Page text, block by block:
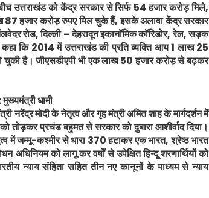
उत्तराखंड को केंद्र सरकार से सिर्फ 54 हजार करोड़ मिले,
हजार करोड़ रुपए मिल चुके हैं, इसके अलावा केंद्र सरकार
रोड, दिल्ली – देहरादून इकानॉमिक कॉरिडोर, रेल, सड़क
कि 2014 में उत्तराखंड की प्रति व्यक्ति आय 1 लाख 25
है। जीएसडीएपी भी एक लाख 50 हजार करोड़ से बढ़कर
धामी
नरेंद्र मोदी के नेतृत्व और गृह मंत्री अमित शाह के मार्गदर्शन में
तोड़कर प्रचंड बहुमत से सरकार को दुबारा आशीर्वाद दिया।
में जम्मू-कश्मीर से धारा 370 हटाकर एक भारत, श्रेष्ठ भारत
अधिनियम को लागू कर वर्षों से उपेक्षित हिन्दू शरणार्थियों को
न्याय संहिता सहित तीन नए कानूनों के माध्यम से न्याय